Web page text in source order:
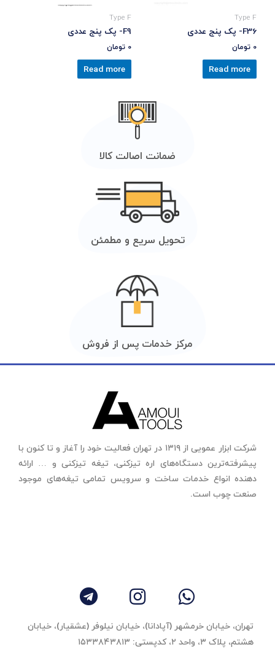
Type F
F36- پک پنج عددی
0 تومان
Read more
Type F
F9- پک پنج عددی
0 تومان
Read more
ضمانت اصالت کالا
تحویل سریع و مطمئن
مرکز خدمات پس از فروش
شرکت ابزار عمویی از ۱۳۱۹ در تهران فعالیت خود را آغاز و تا کنون با
پیشرفته‌ترین دستگاه‌های اره تیزکنی، تیغه تیزکنی و … ارائه
دهنده انواع خدمات ساخت و سرویس تمامی تیغه‌های موجود
صنعت چوب است.
تهران، خیابان خرمشهر (آپادانا)، خیابان نیلوفر (عشقیار)، خیابان
هشتم، پلاک ۳، واحد ٢، کدپستی: ۱۵۳۳۸۴۳۸۱۳